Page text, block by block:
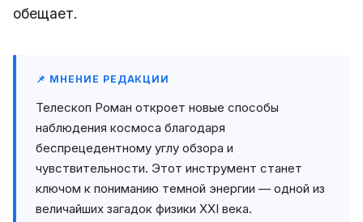
обещает.
📌 МНЕНИЕ РЕДАКЦИИ
Телескоп Роман откроет новые способы
наблюдения космоса благодаря
беспрецедентному углу обзора и
чувствительности. Этот инструмент станет
ключом к пониманию темной энергии — одной из
величайших загадок физики XXI века.